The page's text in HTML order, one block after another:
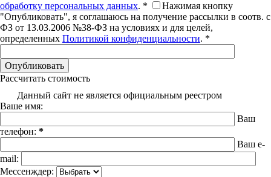
обработку персональных данных. *
Нажимая кнопку
"Опубликовать", я соглашаюсь на получение рассылки в соотв. с
ФЗ от 13.03.2006 №38-ФЗ на условиях и для целей,
определенных Политикой конфиденциальности. *
Рассчитать стоимость
Данный сайт не является официальным реестром
Ваше имя:
Ваш
телефон: *
Ваш e-
mail:
Мессенждер: